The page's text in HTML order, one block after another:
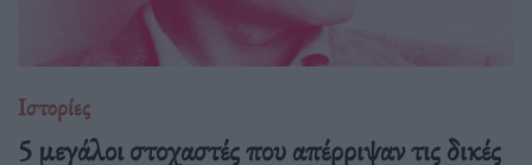
Ιστορίες
5 μεγάλοι στοχαστές που απέρριψαν τις δικές